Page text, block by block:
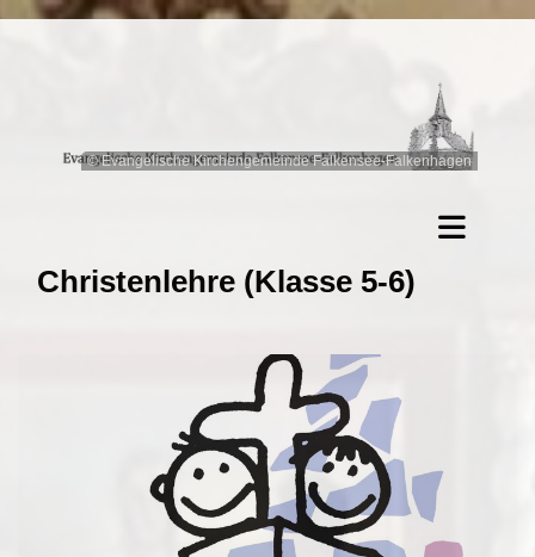
© Evangelische Kirchengemeinde Falkensee-Falkenhagen
Christenlehre (Klasse 5-6)